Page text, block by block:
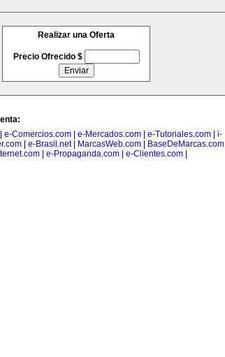
Realizar una Oferta
Precio Ofrecido $
e-Comercios.com e-Mercados.com e-Tutoriales.com
i-
| e-Brasil.net| MarcasWeb.com| BaseDeMarcas.com|
e-Propaganda.com e-Clientes.com